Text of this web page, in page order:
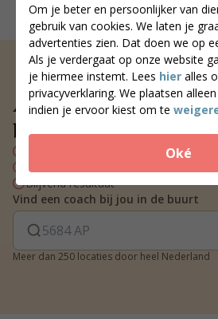
Om je beter en persoonlijker van
gebruik van cookies. We laten je
advertenties zien. Dat doen we op
Als je verdergaat op onze website
je hiermee instemt. Lees hier alles
privacyverklaring. We plaatsen
indien je ervoor kiest om te
Oké
Altijd een
bij jou in de buurt
Wekelijks contact met je coach
Blijvend resultaat
Vind een coach bij jou in de buurt
Meer dan 250 locaties door heel Nederland